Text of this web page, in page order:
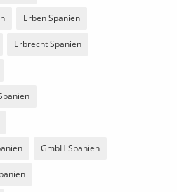
Erben Spanien
Erbrecht Spanien
GmbH Spanien